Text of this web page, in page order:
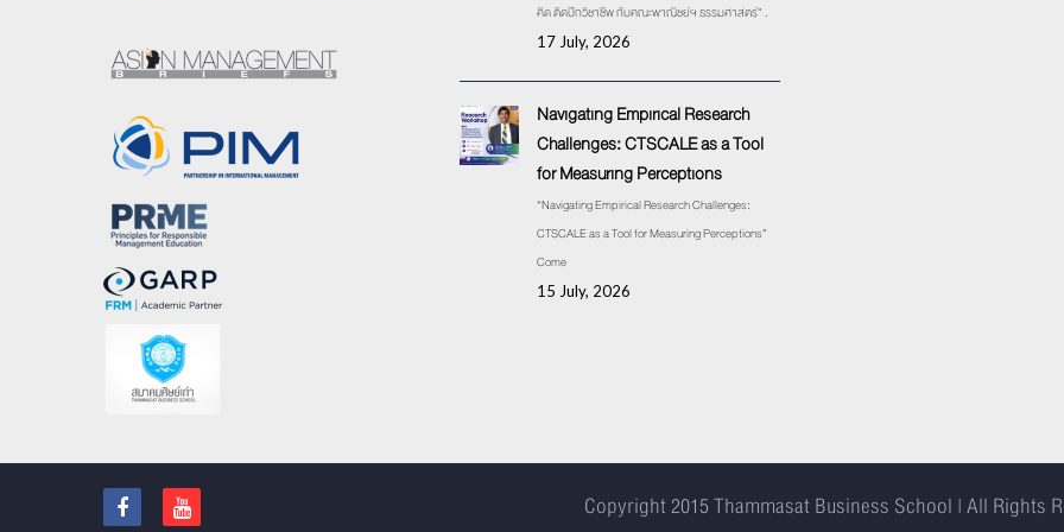
คิด ติดปีกวิชาชีพ กับคณะพาณิชย์ฯ ธรรมศาสตร์” .
17 July, 2026
Navigating Empirical Research
Challenges: CTSCALE as a Tool
for Measuring Perceptions
“Navigating Empirical Research Challenges:
CTSCALE as a Tool for Measuring Perceptions”
Come
15 July, 2026
Copyright 2015Thammasat Business School | All Rights